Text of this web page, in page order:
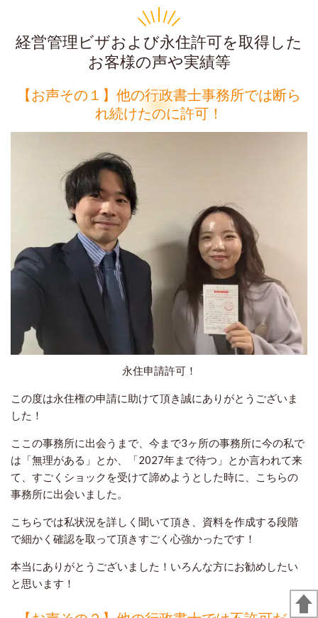
経営管理ビザおよび永住許可を取得した
お客様の声や実績等
【お声その１】他の行政書士事務所では断ら
れ続けたのに許可！
永住申請許可！
この度は永住権の申請に助けて頂き誠にありがとうございま
した！
ここの事務所に出会うまで、今まで3ヶ所の事務所に今の私で
は「無理がある」とか、「2027年まで待つ」とか言われて来
て、すごくショックを受けて諦めようとした時に、こちらの
事務所に出会いました。
こちらでは私状況を詳しく聞いて頂き、資料を作成する段階
で細かく確認を取って頂きすごく心強かったです！
本当にありがとうございました！いろんな方にお勧めしたい
と思います！